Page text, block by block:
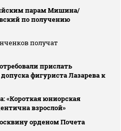
парам Мишина/
по получению
получат
прислать
фигуриста Лазарева к
«Короткая юниорская
взрослой»
орденом Почета